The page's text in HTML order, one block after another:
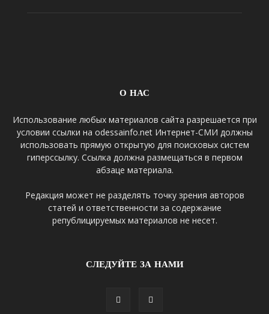
О НАС
Использование любых материалов сайта разрешается при
условии ссылки на odessainfo.net Интернет-СМИ должны
использовать прямую открытую для поисковых систем
гиперссылку. Ссылка должна размещаться в первом
абзаце материала.
Редакция может не разделять точку зрения авторов
статей и ответственности за содержание
републицируемых материалов не несет.
СЛЕДУЙТЕ ЗА НАМИ